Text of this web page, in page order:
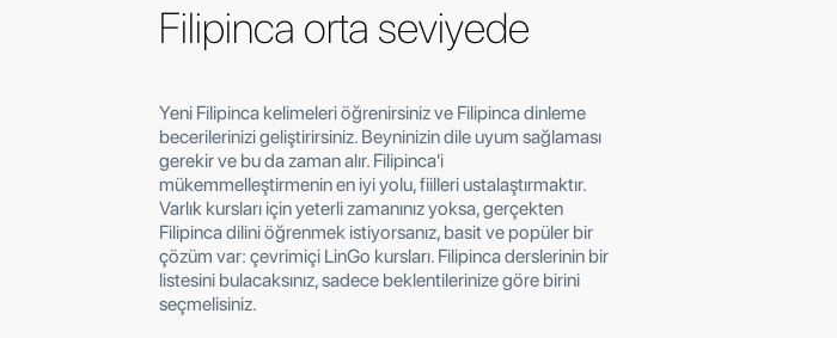
Filipinca orta seviyede
Yeni Filipinca kelimeleri öğrenirsiniz ve Filipinca dinleme
becerilerinizi geliştirirsiniz. Beyninizin dile uyum sağlaması
gerekir ve bu da zaman alır. Filipinca'i
mükemmelleştirmenin en iyi yolu, fiilleri ustalaştırmaktır.
Varlık kursları için yeterli zamanınız yoksa, gerçekten
Filipinca dilini öğrenmek istiyorsanız, basit ve popüler bir
çözüm var: çevrimiçi LinGo kursları. Filipinca derslerinin bir
listesini bulacaksınız, sadece beklentilerinize göre birini
seçmelisiniz.